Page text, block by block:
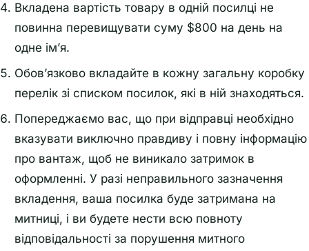
Вкладена вартість товару в одній посилці не
повинна перевищувати суму $800 на день на
одне ім’я.
Обов’язково вкладайте в кожну загальну коробку
перелік зі списком посилок, які в ній знаходяться.
Попереджаємо вас, що при відправці необхідно
вказувати виключно правдиву і повну інформацію
прo вантаж, щоб не виникало затримок в
оформленні. У разі неправильного зазначення
вкладення, ваша посилка буде затримана на
митниці, і ви будете нести всю повноту
відповідальності за порушення митного